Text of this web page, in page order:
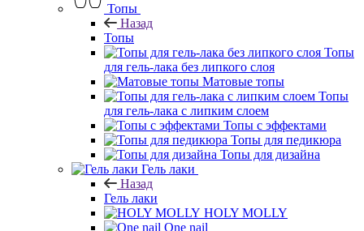
Топы
Назад
Топы
Топы
для гель-лака без липкого слоя
Матовые топы
Топы
для гель-лака с липким слоем
Топы с эффектами
Топы для педикюра
Топы для дизайна
Гель лаки
Назад
Гель лаки
HOLY MOLLY
One nail